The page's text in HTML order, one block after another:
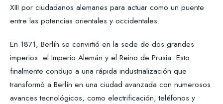
XIII por ciudadanos alemanes para actuar como un puente
entre las potencias orientales y occidentales.
En 1871, Berlín se convirtió en la sede de dos grandes
imperios: el Imperio Alemán y el Reino de Prusia. Esto
finalmente condujo a una rápida industrialización que
transformó a Berlín en una ciudad avanzada con numerosos
avances tecnológicos, como electrificación, teléfonos y